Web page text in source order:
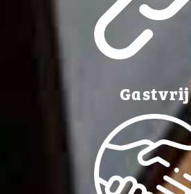
Gastvrij